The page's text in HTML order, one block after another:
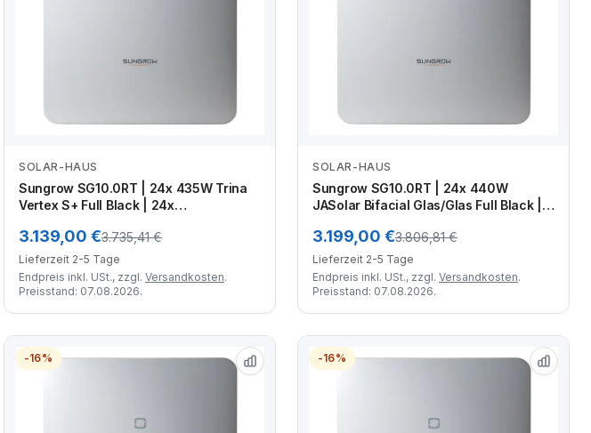
Zum Angebot
SOLAR-HAUS
Sungrow SG10.0RT | 24x 435W Trina
Vertex S+ Full Black | 24x
| MC4 Stecker-Set mit Crimpzange
3.139,00 €3.735,41 €
Lieferzeit 2-5 Tage
Endpreis inkl. USt., zzgl. Versandkosten.
Preisstand: 07.08.2026.
Zum Angebot
SOLAR-HAUS
Sungrow SG10.0RT | 24x 440W
JASolar Bifacial Glas/Glas Full Black |
Kabel | MC4 Stecker-Set | Crimpzange
3.199,00 €3.806,81 €
Lieferzeit 2-5 Tage
Endpreis inkl. USt., zzgl. Versandkosten.
Preisstand: 07.08.2026.
-16% -16%